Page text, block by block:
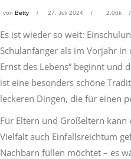
von Betty 27. Juli 2024 2.06k
Es ist wieder so weit:
Schulanfänger als im Vorjahr
Ernst des Lebens“ beginnt und
ist eine besonders schöne
leckeren Dingen, die für einen
Für Eltern und Großeltern
Vielfalt auch Einfallsreichtum
Nachbarn füllen möchtet – es